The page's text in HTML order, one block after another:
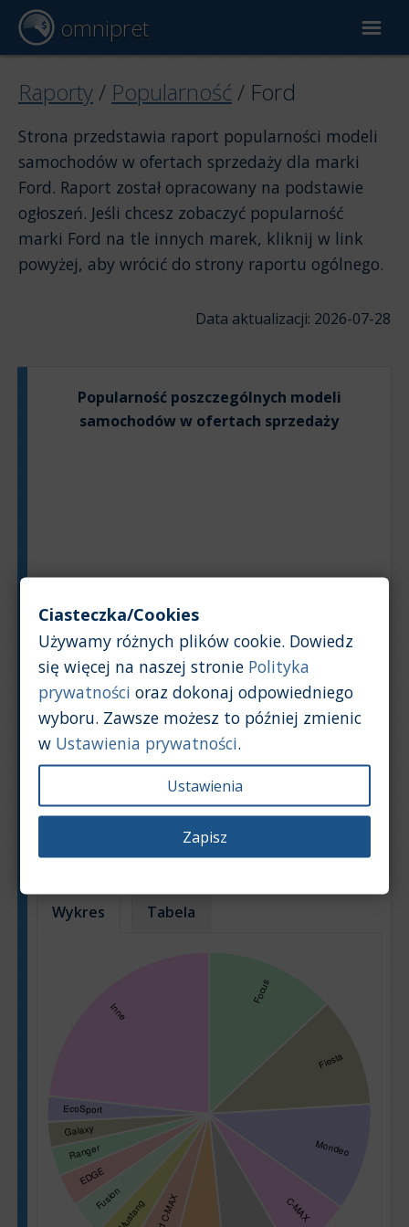
omnipret
Wycena samochodu
Raporty
Czynniki wyceny
Raporty / Popularność / Ford
Strona przedstawia raport popularności modeli
samochodów w ofertach sprzedaży dla marki
Ford. Raport został opracowany na podstawie
ogłoszeń. Jeśli chcesz zobaczyć popularność
marki Ford na tle innych marek, kliknij w link
powyżej, aby wrócić do strony raportu ogólnego.
Data aktualizacji: 2026-07-28
Popularność poszczególnych modeli
samochodów w ofertach sprzedaży
Wykres Tabela
Ciasteczka/Cookies
Używamy różnych plików cookie. Dowiedz
się więcej na naszej stronie Polityka
prywatności oraz dokonaj odpowiedniego
wyboru. Zawsze możesz to później zmienic
w Ustawienia prywatności.
Ustawienia
Zapisz